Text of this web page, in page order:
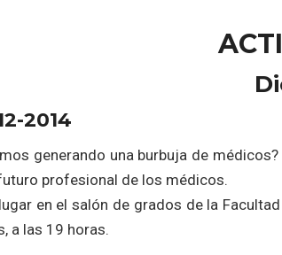
2014
generando una burbuja de
profesional de los médicos.
en el salón de grados de la
a las 19 horas.